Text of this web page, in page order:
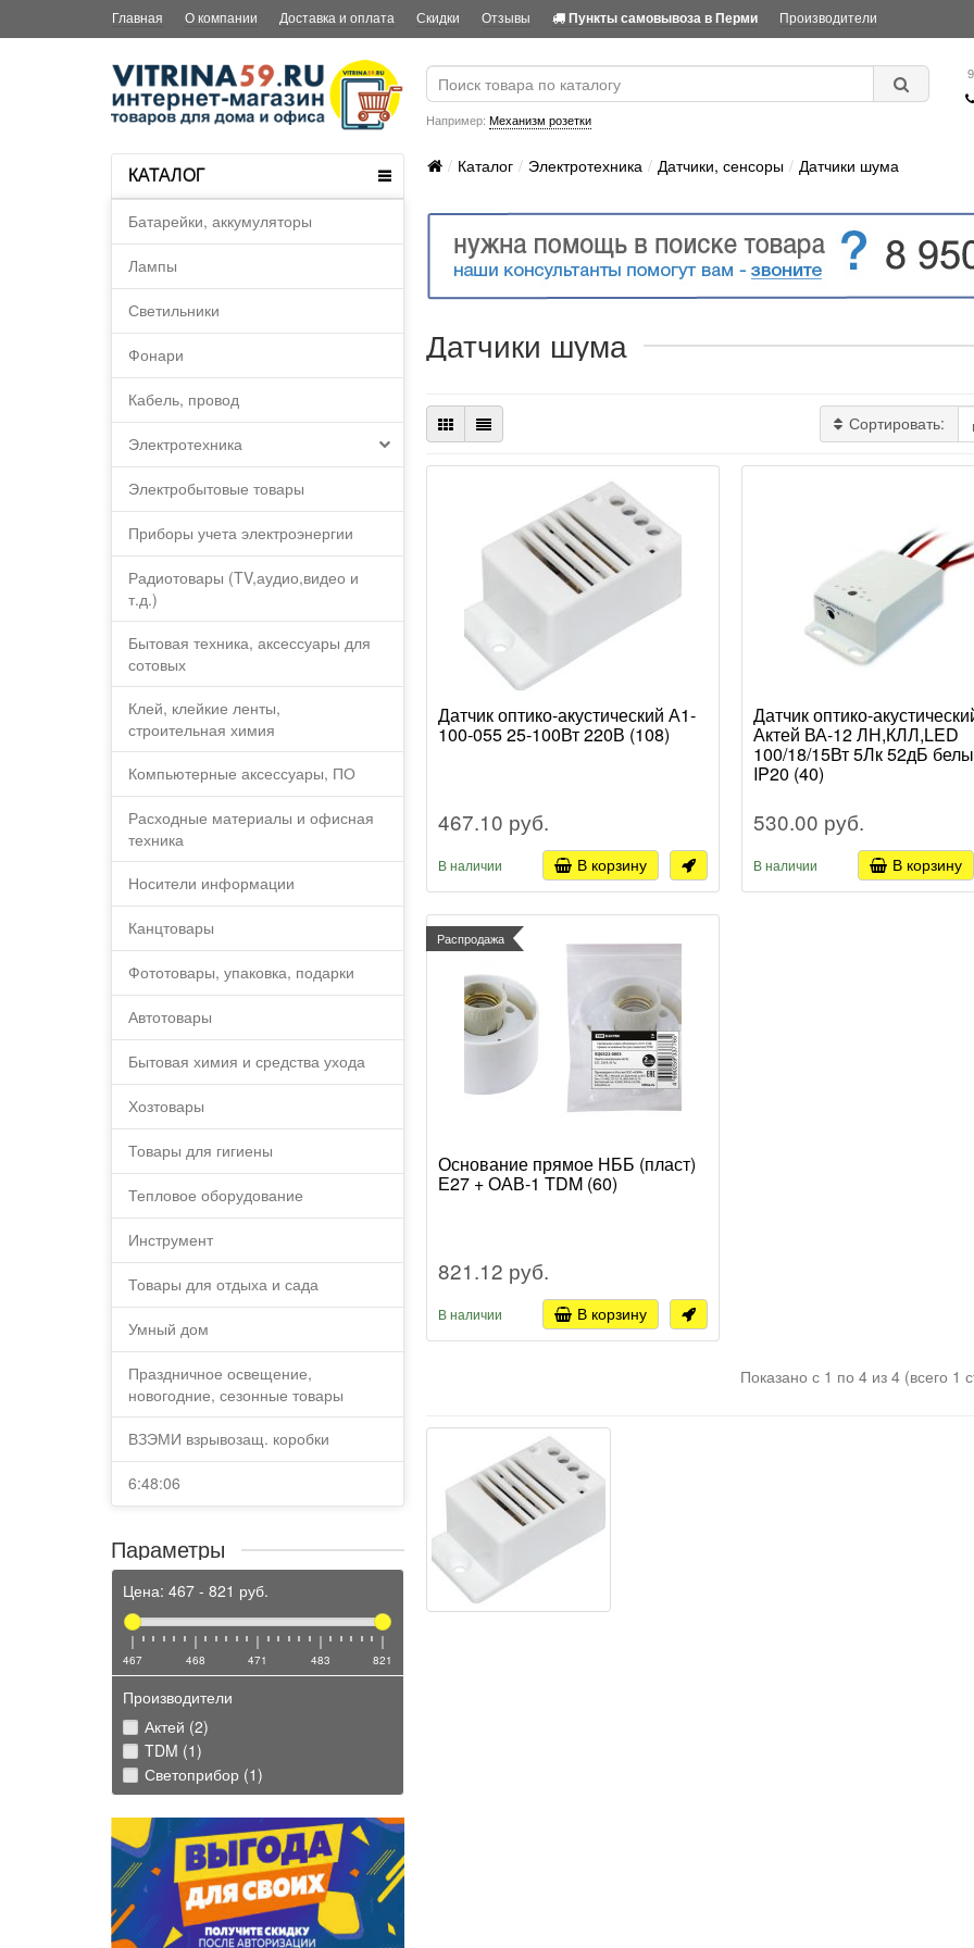
Главная О компании Доставка и оплата Скидки Отзывы Пункты самовывоза в Перми Производители
Например: Механизм розетки
КАТАЛОГ
Батарейки, аккумуляторы
Лампы
Светильники
Фонари
Кабель, провод
Электротехника
Электробытовые товары
Приборы учета электроэнергии
Радиотовары (TV,аудио,видео и
т.д.)
Бытовая техника, аксессуары для
сотовых
Клей, клейкие ленты,
строительная химия
Компьютерные аксессуары, ПО
Расходные материалы и офисная
техника
Носители информации
Канцтовары
Фототовары, упаковка, подарки
Автотовары
Бытовая химия и средства ухода
Хозтовары
Товары для гигиены
Тепловое оборудование
Инструмент
Товары для отдыха и сада
Умный дом
Праздничное освещение,
новогодние, сезонные товары
ВЗЭМИ взрывозащ. коробки
6:48:06
Каталог Электротехника Датчики, сенсоры Датчики шума
Параметры
Цена: 467 - 821 руб.
467 468 471 483 821
Производители
Актей (2)
TDM (1)
Светоприбор (1)
Датчики шума
Сортировать:
Датчик оптико-акустический А1-
100-055 25-100Вт 220В (108)
467.10 руб.
В наличии В корзину
Датчик оптико-
Актей ВА-12 ЛН,КЛЛ,LED
100/18/15Вт 5Лк 52дБ
IP20 (40)
530.00 руб.
В наличии В корзину
Распродажа
Основание прямое НББ (пласт)
Е27 + ОАВ-1 TDM (60)
821.12 руб.
В наличии В корзину
Показано с 1 по 4 из 4 (всего 1